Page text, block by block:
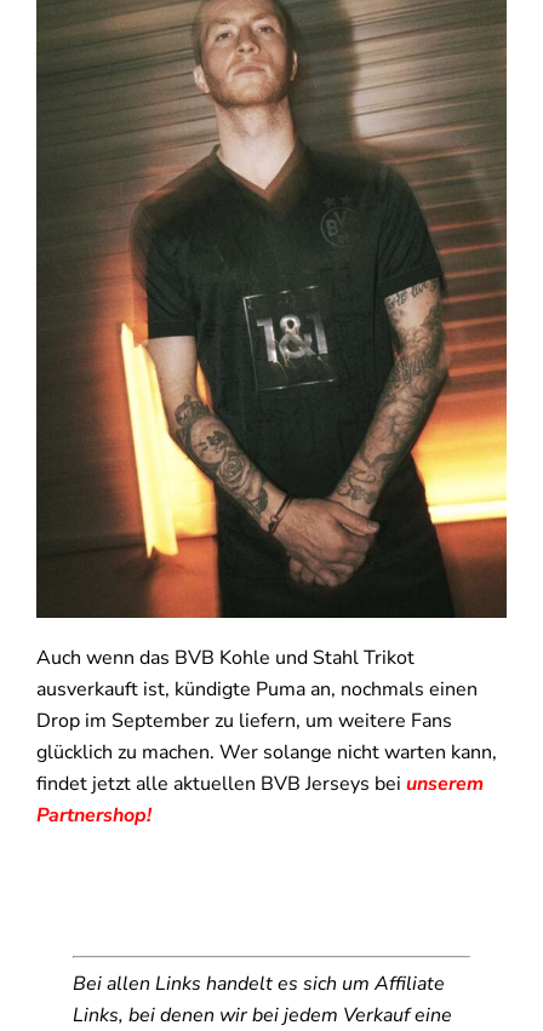
Auch wenn das BVB Kohle und Stahl Trikot
ausverkauft ist, kündigte Puma an, nochmals einen
Drop im September zu liefern, um weitere Fans
glücklich zu machen. Wer solange nicht warten kann,
findet jetzt alle aktuellen BVB Jerseys bei unserem
Partnershop!
Bei allen Links handelt es sich um Affiliate
Links, bei denen wir bei jedem Verkauf eine